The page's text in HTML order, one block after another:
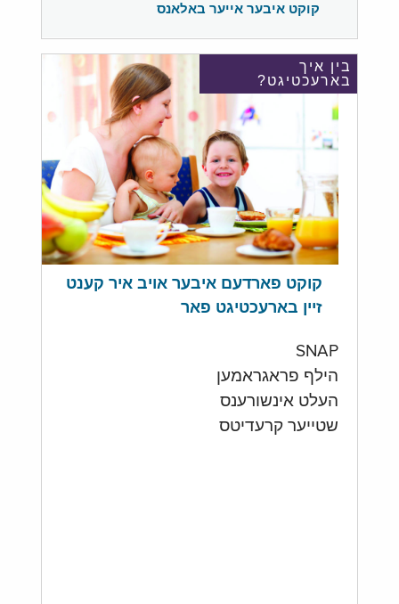
קוקט איבער אייער באלאנס
בין איך
בארעכטיגט?
קוקט פארדעם איבער אויב איר קענט
זיין בארעכטיגט פאר
SNAP
הילף פראגראמען
העלט אינשורענס
שטייער קרעדיטס